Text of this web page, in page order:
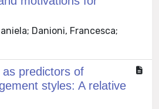
Danioni, Francesca;
predictors of
styles: A relative